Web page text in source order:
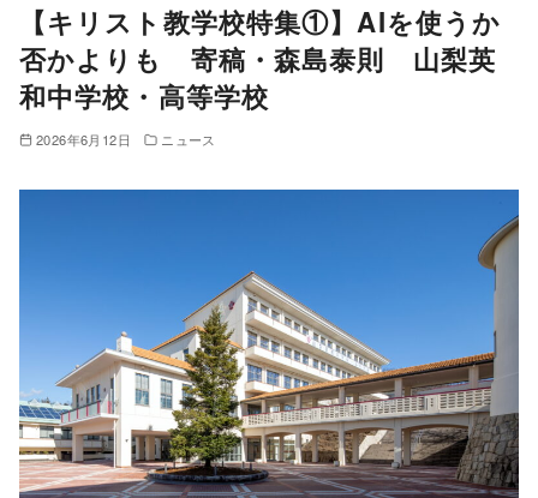
【キリスト教学校特集①】AIを使うか
否かよりも 寄稿・森島泰則 山梨英
和中学校・高等学校
2026年6月12日 ニュース